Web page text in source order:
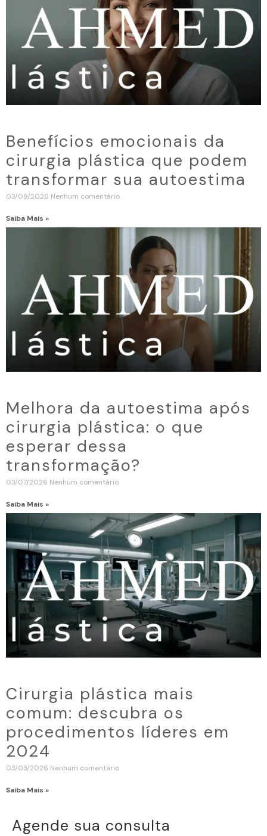
Benefícios emocionais da
cirurgia plástica que podem
transformar sua autoestima
03/09/2026 Nenhum comentário
Saiba Mais »
Melhora da autoestima após
cirurgia plástica: o que
esperar dessa
transformação?
03/07/2026 Nenhum comentário
Saiba Mais »
Cirurgia plástica mais
comum: descubra os
procedimentos líderes em
2024
03/03/2026 Nenhum comentário
Saiba Mais »
Agende sua consulta